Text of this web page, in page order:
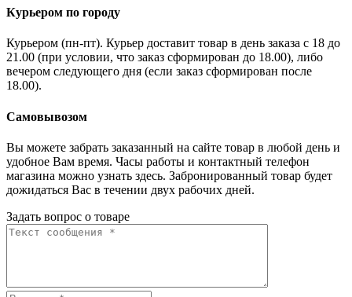
Курьером по городу
Курьером (пн-пт). Курьер доставит товар в день заказа с 18 до
21.00 (при условии, что заказ сформирован до 18.00), либо
вечером следующего дня (если заказ сформирован после
18.00).
Самовывозом
Вы можете забрать заказанный на сайте товар в любой день и
удобное Вам время. Часы работы и контактный телефон
магазина можно узнать здесь. Забронированный товар будет
дожидаться Вас в течении двух рабочих дней.
Задать вопрос о товаре